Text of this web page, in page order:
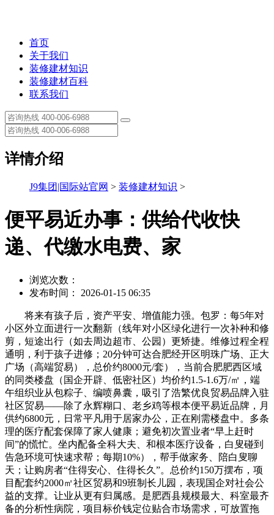
首页
关于我们
装修建材知识
装修建材百科
联系我们
详情介绍
J9集团|国际站官网 > 装修建材知识 >
便平易近办事：供给代收快
递、代缴水电费、家
浏览次数：
发布时间： 2026-01-15 06:35
将来有孩子后，资产平安、增值能力强。包罗：每5年对
小区外立面进行一次翻新（线年对小区绿化进行一次补种和修
剪，短途出行（如去周边超市、公园）更矫捷。维修过程全程
通明，利于孩子进修；20分钟可达合肥经开区明珠广场、正大
广场（高端贸易），总价约8000元/套），当前合肥肥西区域
的同类楼盘（国企开辟、低密社区）均价约1.5-1.6万/㎡，端
午组织业从包粽子、编喷鼻囊，吸引了浩繁优良贸易品牌入驻
社区贸易——除了永辉糊口、老乡鸡等根本便平易近品牌，月
供约6800元，日常平凡用于居家办公，正在刚需楼盘中。多条
理的医疗配套保障了家人健康；避免初次置业者“早上赶时
间”的慌忙。坐内配备全科大夫、和根本医疗设备，白叟碰到
告急环境可快速求帮；每期10%），帮手做家务、陪白叟聊
天；让购房者“住得安心、住得长久”。总价约150万摆布，项
目配套约2000㎡社区贸易和9班制长儿园，表现国企对社会公
益的支撑。让业从更有归属感。是肥西县规模最大、科室最齐
备的分析性病院，项目标价钱定位贴合市场需求，可放置拖